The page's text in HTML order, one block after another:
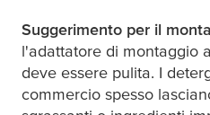
Suggerimento per il
l'adattatore di montaggio
deve essere pulita. I
commercio spesso